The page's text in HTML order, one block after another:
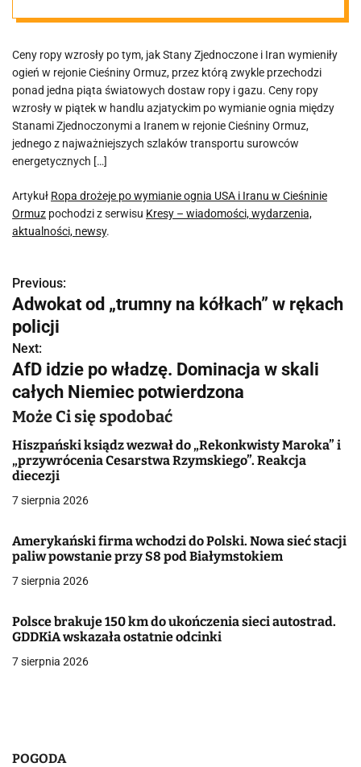
Cieśninie
Ormuz
Ceny ropy wzrosły po tym, jak Stany Zjednoczone i Iran wymieniły
ogień w rejonie Cieśniny Ormuz, przez którą zwykle przechodzi
ponad jedna piąta światowych dostaw ropy i gazu. Ceny ropy
wzrosły w piątek w handlu azjatyckim po wymianie ognia między
Stanami Zjednoczonymi a Iranem w rejonie Cieśniny Ormuz,
jednego z najważniejszych szlaków transportu surowców
energetycznych […]
Artykuł Ropa drożeje po wymianie ognia USA i Iranu w Cieśninie
Ormuz pochodzi z serwisu Kresy – wiadomości, wydarzenia,
aktualności, newsy.
N
a
w
i
g
a
c
j
a
w
i
s
Previous:
Adwokat od „trumny na kółkach” w rękach
policji
Next:
AfD idzie po władzę. Dominacja w skali
całych Niemiec potwierdzona
Może Ci się spodobać
Hiszpański ksiądz wezwał do „Rekonkwisty Maroka” i
„przywrócenia Cesarstwa Rzymskiego”. Reakcja
diecezji
7 sierpnia 2026
Amerykański firma wchodzi do Polski. Nowa sieć stacji
paliw powstanie przy S8 pod Białymstokiem
7 sierpnia 2026
Polsce brakuje 150 km do ukończenia sieci autostrad.
GDDKiA wskazała ostatnie odcinki
7 sierpnia 2026
POGODA